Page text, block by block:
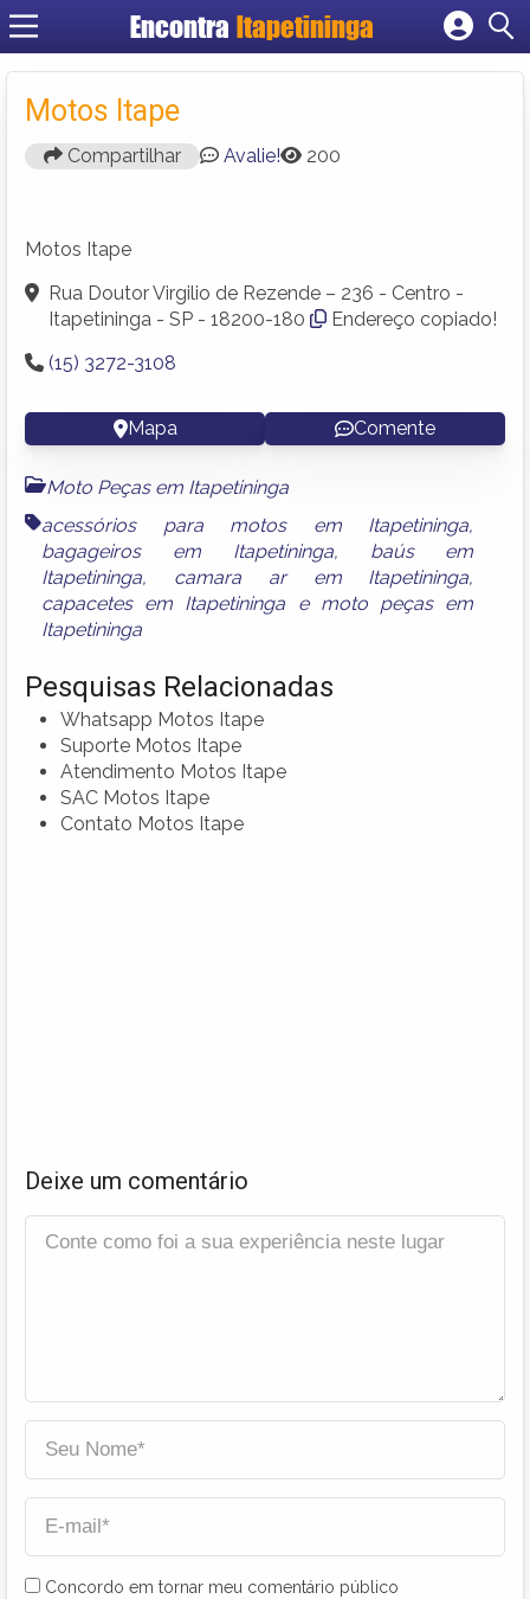
Encontra Itapetininga
Cadastrar empresa
Motos Itape
Compartilhar Avalie! 200
Motos Itape
Rua Doutor Virgilio de Rezende – 236 - Centro -
Itapetininga - SP - 18200-180
Endereço copiado!
(15) 3272-3108
Mapa Comente
Moto Peças em Itapetininga
acessórios para motos em Itapetininga,
bagageiros em Itapetininga, baús em
Itapetininga, camara ar em Itapetininga,
capacetes em Itapetininga e moto peças em
Itapetininga
Pesquisas Relacionadas
Whatsapp Motos Itape
Suporte Motos Itape
Atendimento Motos Itape
SAC Motos Itape
Contato Motos Itape
Deixe um comentário
Concordo em tornar meu comentário público